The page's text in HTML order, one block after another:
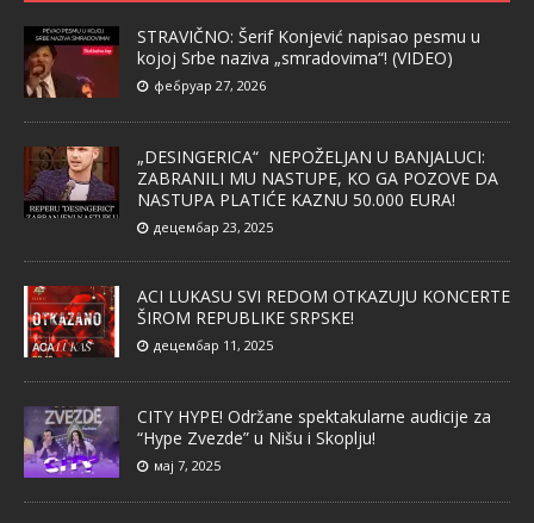
STRAVIČNO: Šerif Konjević napisao pesmu u
kojoj Srbe naziva „smradovima“! (VIDEO)
фебруар 27, 2026
„DESINGERICA“ NEPOŽELJAN U BANJALUCI:
ZABRANILI MU NASTUPE, KO GA POZOVE DA
NASTUPA PLATIĆE KAZNU 50.000 EURA!
децембар 23, 2025
ACI LUKASU SVI REDOM OTKAZUJU KONCERTE
ŠIROM REPUBLIKE SRPSKE!
децембар 11, 2025
CITY HYPE! Održane spektakularne audicije za
“Hype Zvezde” u Nišu i Skoplju!
мај 7, 2025